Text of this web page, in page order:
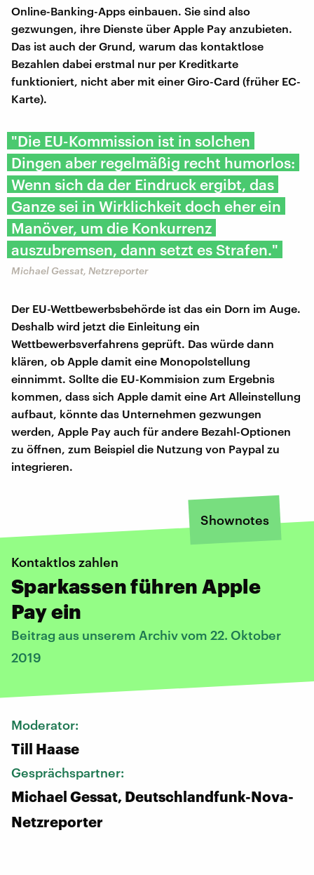
Online-Banking-Apps einbauen. Sie sind also
gezwungen, ihre Dienste über Apple Pay anzubieten.
Das ist auch der Grund, warum das kontaktlose
Bezahlen dabei erstmal nur per Kreditkarte
funktioniert, nicht aber mit einer Giro-Card (früher EC-
Karte).
"Die EU-Kommission ist in solchen
Dingen aber regelmäßig recht humorlos:
Wenn sich da der Eindruck ergibt, das
Ganze sei in Wirklichkeit doch eher ein
Manöver, um die Konkurrenz
auszubremsen, dann setzt es Strafen."
Michael Gessat, Netzreporter
Der EU-Wettbewerbsbehörde ist das ein Dorn im Auge.
Deshalb wird jetzt die Einleitung ein
Wettbewerbsverfahrens geprüft. Das würde dann
klären, ob Apple damit eine Monopolstellung
einnimmt. Sollte die EU-Kommision zum Ergebnis
kommen, dass sich Apple damit eine Art Alleinstellung
aufbaut, könnte das Unternehmen gezwungen
werden, Apple Pay auch für andere Bezahl-Optionen
zu öffnen, zum Beispiel die Nutzung von Paypal zu
integrieren.
Shownotes
Kontaktlos zahlen
Sparkassen führen Apple
Pay ein
Beitrag aus unserem Archiv vom 22. Oktober
2019
Moderator:
Till Haase
Gesprächspartner:
Michael Gessat, Deutschlandfunk-Nova-
Netzreporter